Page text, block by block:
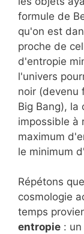
formule de
qu'on est
proche de
d'entropie
l'univers
noir (devenu
Big Bang),
impossible à
maximum
le minimum
Répétons
cosmologie
temps
entropie :